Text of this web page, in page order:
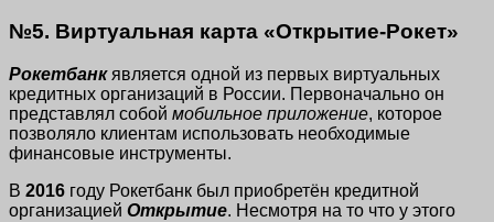
№5. Виртуальная карта «Открытие-Рокет»
Рокетбанкявляется одной из первых виртуальных
кредитных организаций в России. Первоначально он
представлял собой мобильное приложение, которое
позволяло клиентам использовать необходимые
финансовые инструменты.
В 2016 году Рокетбанк был приобретён кредитной
организацией Открытие. Несмотря на то что у этого